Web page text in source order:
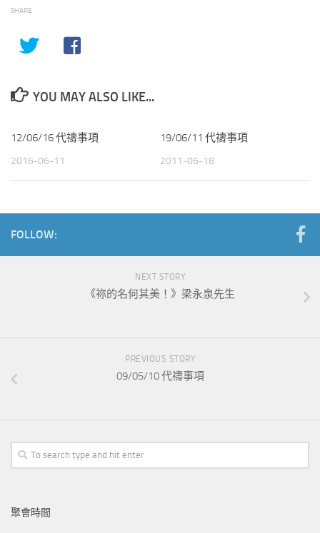
SHARE
YOU MAY ALSO LIKE...
12/06/16 代禱事項
2016-06-11
19/06/11 代禱事項
2011-06-18
FOLLOW:
NEXT STORY
《祢的名何其美！》梁永泉先生
PREVIOUS STORY
09/05/10 代禱事項
聚會時間